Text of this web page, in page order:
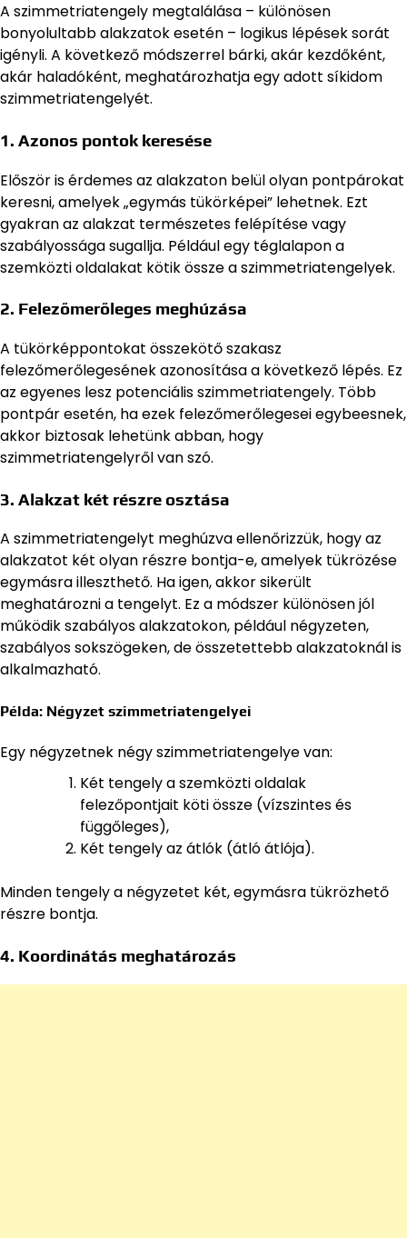
A szimmetriatengely megtalálása – különösen
bonyolultabb alakzatok esetén – logikus lépések sorát
igényli. A következő módszerrel bárki, akár kezdőként,
akár haladóként, meghatározhatja egy adott síkidom
szimmetriatengelyét.
1. Azonos pontok keresése
Először is érdemes az alakzaton belül olyan pontpárokat
keresni, amelyek „egymás tükörképei” lehetnek. Ezt
gyakran az alakzat természetes felépítése vagy
szabályossága sugallja. Például egy téglalapon a
szemközti oldalakat kötik össze a szimmetriatengelyek.
2. Felezőmerőleges meghúzása
A tükörképpontokat összekötő szakasz
felezőmerőlegesének azonosítása a következő lépés. Ez
az egyenes lesz potenciális szimmetriatengely. Több
pontpár esetén, ha ezek felezőmerőlegesei egybeesnek,
akkor biztosak lehetünk abban, hogy
szimmetriatengelyről van szó.
3. Alakzat két részre osztása
A szimmetriatengelyt meghúzva ellenőrizzük, hogy az
alakzatot két olyan részre bontja-e, amelyek tükrözése
egymásra illeszthető. Ha igen, akkor sikerült
meghatározni a tengelyt. Ez a módszer különösen jól
működik szabályos alakzatokon, például négyzeten,
szabályos sokszögeken, de összetettebb alakzatoknál is
alkalmazható.
Példa: Négyzet szimmetriatengelyei
Egy négyzetnek négy szimmetriatengelye van:
Két tengely a szemközti oldalak
felezőpontjait köti össze (vízszintes és
függőleges),
Két tengely az átlók (átló átlója).
Minden tengely a négyzetet két, egymásra tükrözhető
részre bontja.
4. Koordinátás meghatározás